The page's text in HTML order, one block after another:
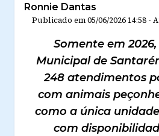
Ronnie Dantas
Publicado em05/06/2026 14:58 -
Somente em
Municipal de
248 atendimentos
com animais
como a única
com